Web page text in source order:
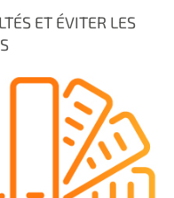
ET ÉVITER LES